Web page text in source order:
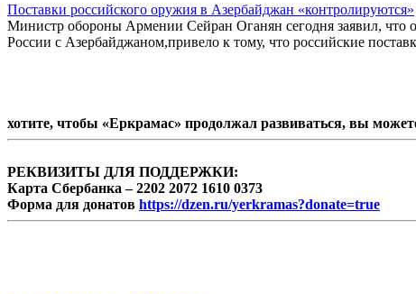
Поставки российского оружия в Азербайджан «контролируются»
Министр обороны Армении Сейран Оганян сегодня заявил, что
России с Азербайджаном,привело к тому, что российские
хотите, чтобы «Еркрамас» продолжал развиваться, вы
РЕКВИЗИТЫ ДЛЯ ПОДДЕРЖКИ:
Карта Сбербанка – 2202 2072 1610 0373
Форма для донатов https://dzen.ru/yerkramas?donate=true